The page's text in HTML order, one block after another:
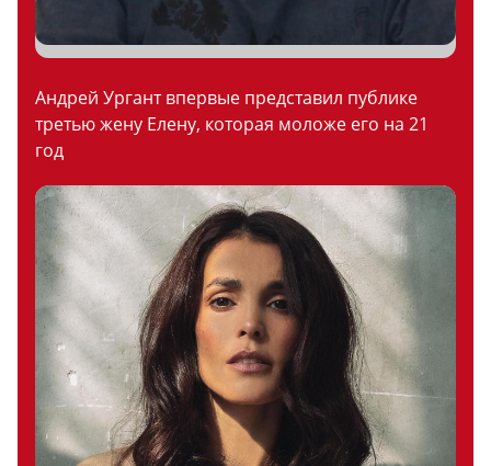
Андрей Ургант впервые представил публике
третью жену Елену, которая моложе его на 21
год